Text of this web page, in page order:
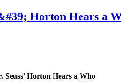
Horton Hears a
Horton Hears a Who